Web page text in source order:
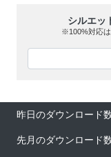
シルエッ
※100%対応は
昨日のダウンロード
先月のダウンロード